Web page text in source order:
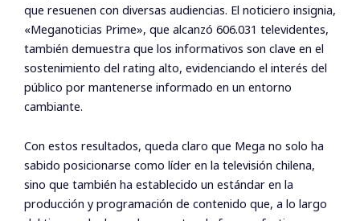
que resuenen con diversas audiencias. El noticiero insignia,
«Meganoticias Prime», que alcanzó 606.031 televidentes,
también demuestra que los informativos son clave en el
sostenimiento del rating alto, evidenciando el interés del
público por mantenerse informado en un entorno
cambiante.
Con estos resultados, queda claro que Mega no solo ha
sabido posicionarse como líder en la televisión chilena,
sino que también ha establecido un estándar en la
producción y programación de contenido que, a lo largo